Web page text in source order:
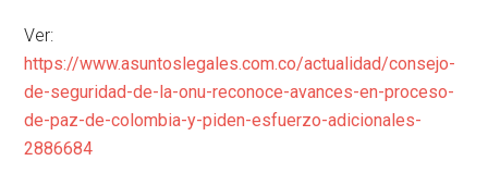
Ver:
https://www.asuntoslegales.com.co/actualidad/consejo-
de-seguridad-de-la-onu-reconoce-avances-en-proceso-
de-paz-de-colombia-y-piden-esfuerzo-adicionales-
2886684